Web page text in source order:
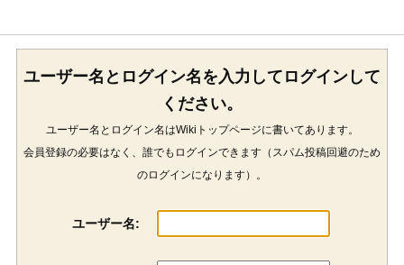
ユーザー名とログイン名を入力してログインして
ください。
ユーザー名とログイン名はWikiトップページに書いてあります。
会員登録の必要はなく、誰でもログインできます（スパム投稿回避のため
のログインになります）。
ユーザー名: